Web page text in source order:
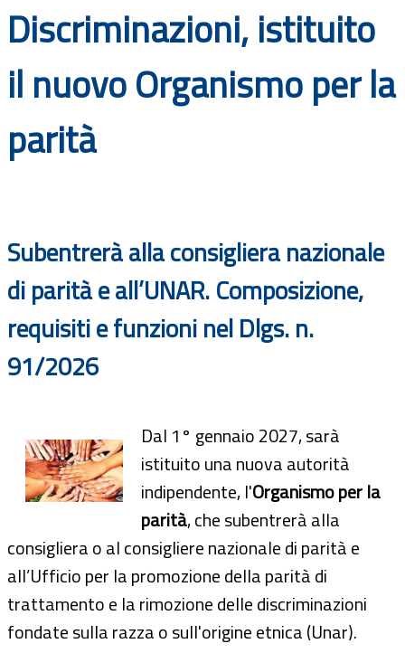
Bandi
Guide
Discriminazioni, istituito
il nuovo Organismo per la
parità
Subentrerà alla consigliera nazionale
di parità e all’UNAR. Composizione,
requisiti e funzioni nel Dlgs. n.
91/2026
Dal 1° gennaio 2027, sarà
istituito una nuova autorità
indipendente, l'Organismo per la
parità, che subentrerà alla
consigliera o al consigliere nazionale di parità e
all’Ufficio per la promozione della parità di
trattamento e la rimozione delle discriminazioni
fondate sulla razza o sull'origine etnica (Unar).